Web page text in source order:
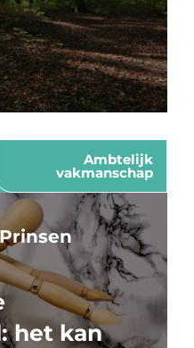
Ambtelijk
vakmanschap
het kan